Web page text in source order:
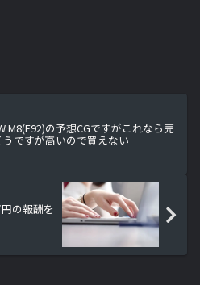
M8(F92)の予想CGですがこれなら売
うですが高いので買えない
の報酬を